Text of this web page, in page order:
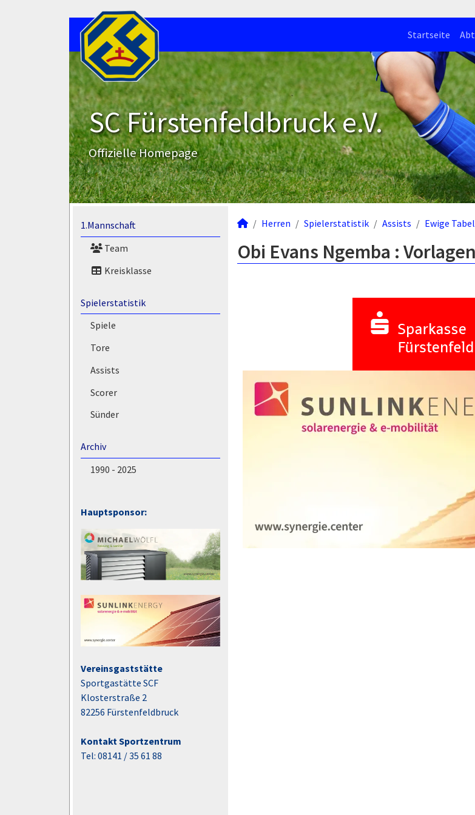
Startseite
SC Fürstenfeldbruck e.V.
Offizielle Homepage
1.Mannschaft
Team
Kreisklasse
Spielerstatistik
Spiele
Tore
Assists
Scorer
Sünder
Archiv
1990 - 2025
Hauptsponsor:
Vereinsgaststätte
Sportgastätte SCF
Klosterstraße 2
82256 Fürstenfeldbruck
Kontakt Sportzentrum
Tel: 08141 / 35 61 88
Herren Spielerstatistik Assists Ewige
Obi Evans Ngemba :